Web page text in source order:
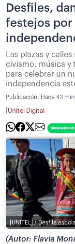
Desfiles,
festejos por
Las plazas y
civismo, música y
para celebrar un
independencia
Publicación: Hace 43
Unitel Digital
[UNITEL] / Desfile
(Autor: Flavia